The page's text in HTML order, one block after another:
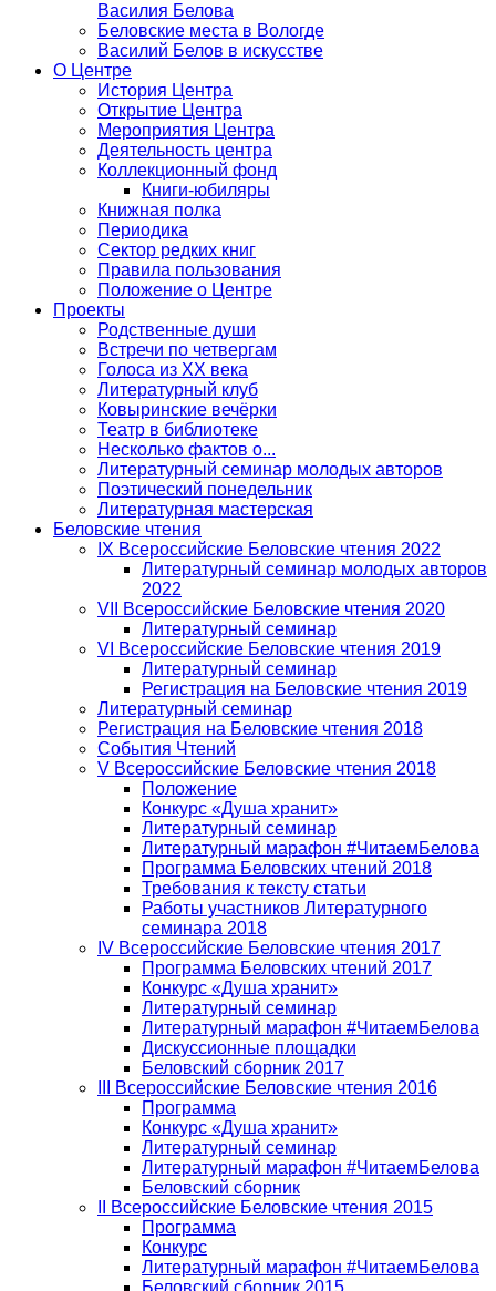
Василия Белова
Беловские места в Вологде
Василий Белов в искусстве
О Центре
История Центра
Открытие Центра
Мероприятия Центра
Деятельность центра
Коллекционный фонд
Книги-юбиляры
Книжная полка
Периодика
Сектор редких книг
Правила пользования
Положение о Центре
Проекты
Родственные души
Встречи по четвергам
Голоса из ХХ века
Литературный клуб
Ковыринские вечёрки
Театр в библиотеке
Несколько фактов о...
Литературный семинар молодых авторов
Поэтический понедельник
Литературная мастерская
Беловские чтения
IX Всероссийские Беловские чтения 2022
Литературный семинар молодых авторов
2022
VII Всероссийские Беловские чтения 2020
Литературный семинар
VI Всероссийские Беловские чтения 2019
Литературный семинар
Регистрация на Беловские чтения 2019
Литературный семинар
Регистрация на Беловские чтения 2018
События Чтений
V Всероссийские Беловские чтения 2018
Положение
Конкурс «Душа хранит»
Литературный семинар
Литературный марафон #ЧитаемБелова
Программа Беловских чтений 2018
Требования к тексту статьи
Работы участников Литературного
семинара 2018
IV Всероссийские Беловские чтения 2017
Программа Беловских чтений 2017
Конкурс «Душа хранит»
Литературный семинар
Литературный марафон #ЧитаемБелова
Дискуссионные площадки
Беловский сборник 2017
III Всероссийские Беловские чтения 2016
Программа
Конкурс «Душа хранит»
Литературный семинар
Литературный марафон #ЧитаемБелова
Беловский сборник
II Всероссийские Беловские чтения 2015
Программа
Конкурс
Литературный марафон #ЧитаемБелова
Беловский сборник 2015